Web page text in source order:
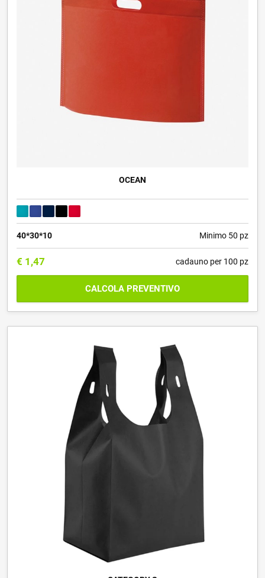
OCEAN
40*30*10 Minimo 50 pz
€ 1,47 cadauno per 100 pz
CALCOLA PREVENTIVO